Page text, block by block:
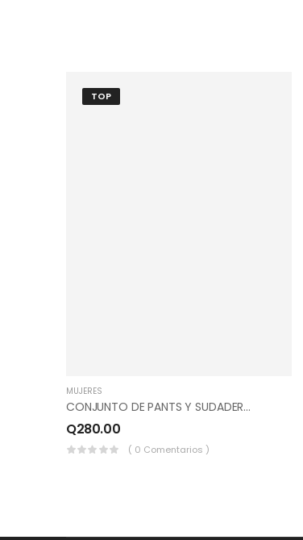
TOP
MUJERES
CONJUNTO DE PANTS Y SUDADERO, PICOS, COLOR GRIS PERLA, MENTA, AZUL MARINO.
Q280.00
( 0 Comentarios )